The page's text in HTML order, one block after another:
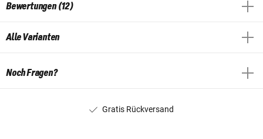
Bewertungen (12)
Alle Varianten
Noch Fragen?
Gratis Rückversand